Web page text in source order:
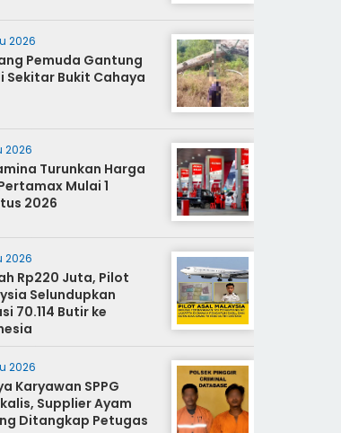
2026
Pemuda Gantung
Sekitar Bukit Cahaya
2026
Turunkan Harga
Mulai 1
2026
2026
Rp220 Juta, Pilot
Selundupkan
70.114 Butir ke
2026
Karyawan SPPG
Supplier Ayam
Ditangkap Petugas